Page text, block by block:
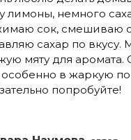
лимоны, немного
сок, смешиваю
сахар по вкусу.
мяту для аромата.
особенно в жаркую
попробуйте!